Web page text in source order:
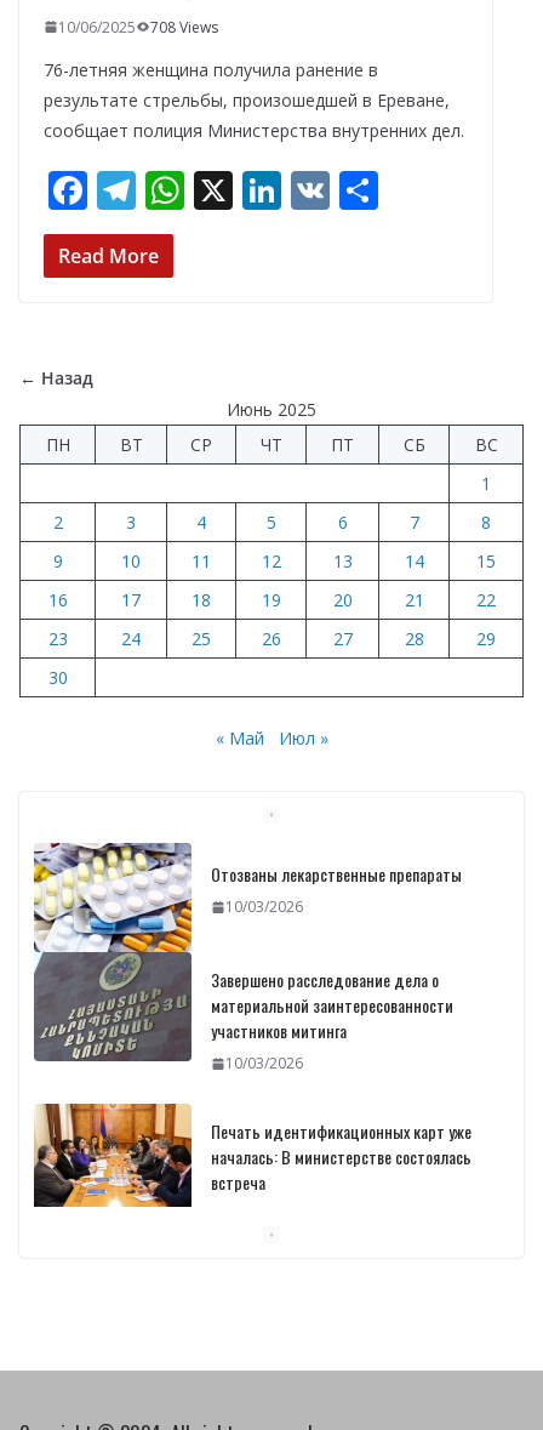
10/06/2025 708 Views
76-летняя женщина получила ранение в
результате стрельбы, произошедшей в Ереване,
сообщает полиция Министерства внутренних дел.
F
ac
e
o
k
T
el
e
W
p
X Li V
и
т
ь
Read More
← Назад
Июнь 2025
ПН
ВТ СР ЧТ ПТ СБ
ВС
1
2
3 4 5 6 7
8
9
10 11 12 13 14
15
16
17 18 19 20 21
22
23
24 25 26 27 28
29
30
« Май Июл »
Завершено расследование дела о
материальной заинтересованности
участников митинга
Печать идентификационных карт уже
началась: В министерстве состоялась
встреча
Пашинян обсудил с главой МАГАТЭ тему
малых модульных реакторов
10/03/2026